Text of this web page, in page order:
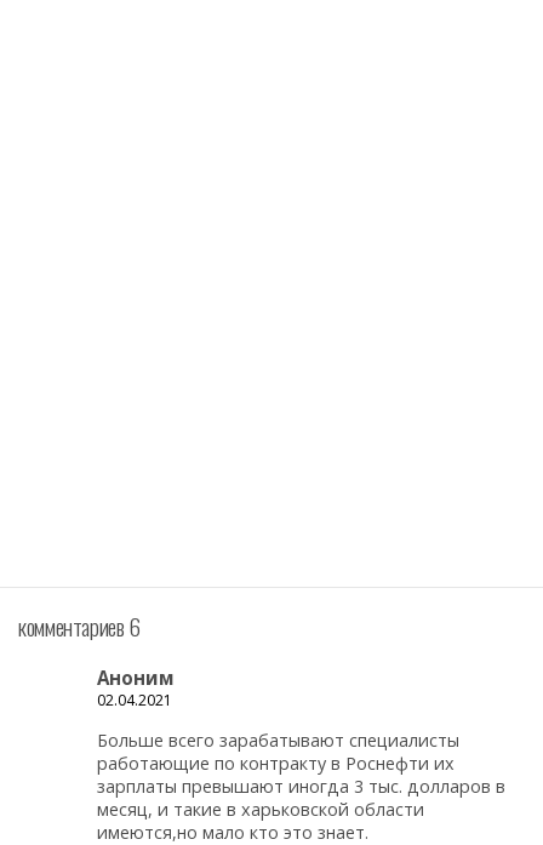
комментариев 6
Аноним
02.04.2021
Больше всего зарабатывают специалисты
работающие по контракту в Роснефти их
зарплаты превышают иногда 3 тыс. долларов в
месяц, и такие в харьковской области
имеются,но мало кто это знает.